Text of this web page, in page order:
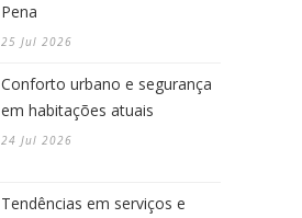
Pena
25 Jul 2026
Conforto urbano e segurança
em habitações atuais
24 Jul 2026
Tendências em serviços e